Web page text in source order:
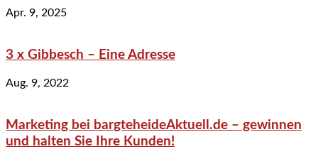
Apr. 9, 2025
3 x Gibbesch – Eine Adresse
Aug. 9, 2022
Marketing bei bargteheideAktuell.de – gewinnen
und halten Sie Ihre Kunden!